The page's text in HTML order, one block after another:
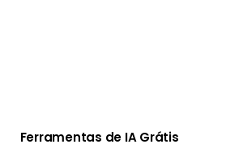
Ferramentas de IA Grátis